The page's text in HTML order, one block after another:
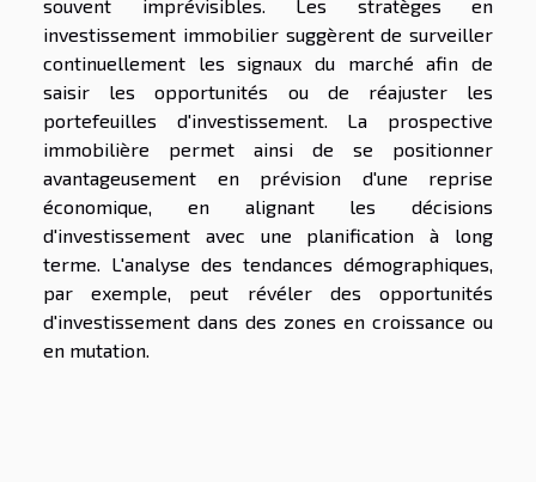
souvent imprévisibles. Les stratèges en
investissement immobilier suggèrent de surveiller
continuellement les signaux du marché afin de
saisir les opportunités ou de réajuster les
portefeuilles d'investissement. La prospective
immobilière permet ainsi de se positionner
avantageusement en prévision d'une reprise
économique, en alignant les décisions
d'investissement avec une planification à long
terme. L'analyse des tendances démographiques,
par exemple, peut révéler des opportunités
d'investissement dans des zones en croissance ou
en mutation.